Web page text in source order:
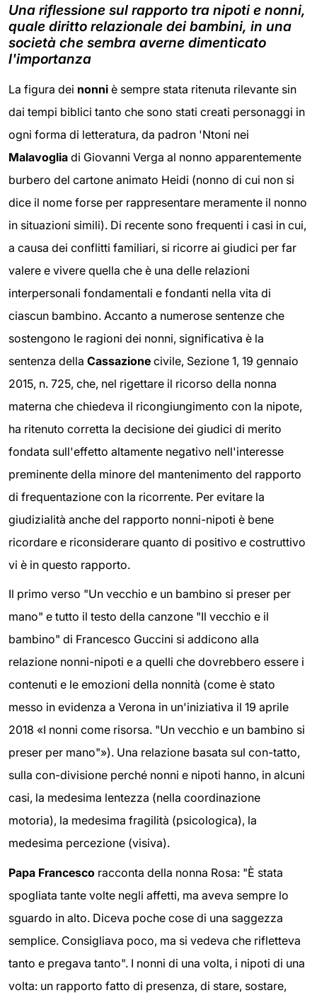
Una riflessione sul rapporto tra nipoti e nonni,
quale diritto relazionale dei bambini, in una
società che sembra averne dimenticato
l'importanza
La figura dei nonni è sempre stata ritenuta rilevante sin
dai tempi biblici tanto che sono stati creati personaggi in
ogni forma di letteratura, da padron 'Ntoni nei
Malavoglia di Giovanni Verga al nonno apparentemente
burbero del cartone animato Heidi (nonno di cui non si
dice il nome forse per rappresentare meramente il nonno
in situazioni simili). Di recente sono frequenti i casi in cui,
a causa dei conflitti familiari, si ricorre ai giudici per far
valere e vivere quella che è una delle relazioni
interpersonali fondamentali e fondanti nella vita di
ciascun bambino. Accanto a numerose sentenze che
sostengono le ragioni dei nonni, significativa è la
sentenza della Cassazione civile, Sezione 1, 19 gennaio
2015, n. 725, che, nel rigettare il ricorso della nonna
materna che chiedeva il ricongiungimento con la nipote,
ha ritenuto corretta la decisione dei giudici di merito
fondata sull'effetto altamente negativo nell'interesse
preminente della minore del mantenimento del rapporto
di frequentazione con la ricorrente. Per evitare la
giudizialità anche del rapporto nonni-nipoti è bene
ricordare e riconsiderare quanto di positivo e costruttivo
vi è in questo rapporto.
Il primo verso "Un vecchio e un bambino si preser per
mano" e tutto il testo della canzone "Il vecchio e il
bambino" di Francesco Guccini si addicono alla
relazione nonni-nipoti e a quelli che dovrebbero essere i
contenuti e le emozioni della nonnità (come è stato
messo in evidenza a Verona in un'iniziativa il 19 aprile
2018 «I nonni come risorsa. "Un vecchio e un bambino si
preser per mano"»). Una relazione basata sul con-tatto,
sulla con-divisione perché nonni e nipoti hanno, in alcuni
casi, la medesima lentezza (nella coordinazione
motoria), la medesima fragilità (psicologica), la
medesima percezione (visiva).
Papa Francesco racconta della nonna Rosa: "È stata
spogliata tante volte negli affetti, ma aveva sempre lo
sguardo in alto. Diceva poche cose di una saggezza
semplice. Consigliava poco, ma si vedeva che rifletteva
tanto e pregava tanto". I nonni di una volta, i nipoti di una
volta: un rapporto fatto di presenza, di stare, sostare,